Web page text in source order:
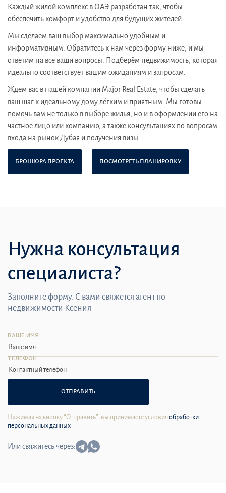
Каждый жилой комплекс в ОАЭ разработан так, чтобы
обеспечить комфорт и удобство для будущих жителей.
Мы сделаем ваш выбор максимально удобным и
информативным. Обратитесь к нам через форму ниже, и мы
ответим на все ваши вопросы. Подберём недвижимость, которая
идеально соответствует вашим ожиданиям и запросам.
Ждем вас в нашей компании Major Real Estate, чтобы сделать
ваш шаг к идеальному дому лёгким и приятным. Мы готовы
помочь вам не только в выборе жилья, но и в оформлении его на
частное лицо или компанию, а также консультациях по вопросам
входа на рынок Дубая и получения визы.
БРОШЮРА ПРОЕКТА ПОСМОТРЕТЬ ПЛАНИРОВКУ
Нужна консультация
специалиста?
Заполните форму. С вами свяжется агент по
недвижимости Ксения
ВАШЕ ИМЯ
ТЕЛЕФОН
ОТПРАВИТЬ
Нажимая на кнопку “Отправить”, вы принимаете условия обработки
персональных данных
Или свяжитесь через: